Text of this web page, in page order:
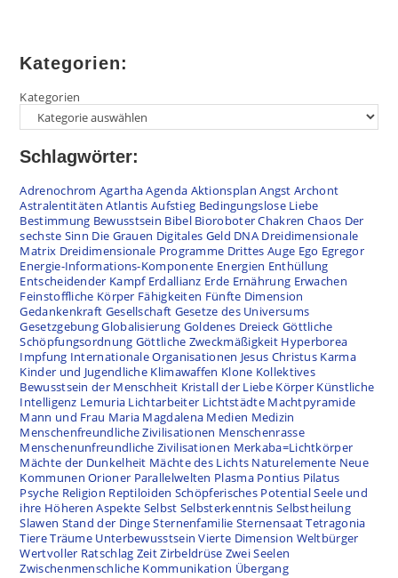
Kategorien:
Kategorien
Schlagwörter:
Adrenochrom AgarthaAgenda Aktionsplan Angst Archont
Astralentitäten Atlantis Aufstieg Bedingungslose Liebe
Bestimmung Bewusstsein Bibel BioroboterChakren Chaos Der
sechste Sinn Die Grauen Digitales Geld DNA Dreidimensionale
Matrix Dreidimensionale Programme Drittes Auge Ego Egregor
Energie-Informations-Komponente Energien Enthüllung
Entscheidender Kampf Erdallianz Erde Ernährung Erwachen
Feinstoffliche Körper Fähigkeiten Fünfte Dimension
Gedankenkraft Gesellschaft Gesetze des Universums
GesetzgebungGlobalisierung Goldenes Dreieck Göttliche
Schöpfungsordnung Göttliche Zweckmäßigkeit Hyperborea
Impfung Internationale Organisationen Jesus Christus Karma
Kinder und Jugendliche Klimawaffen Klone Kollektives
Bewusstsein der Menschheit Kristall der Liebe Körper Künstliche
Intelligenz Lemuria Lichtarbeiter Lichtstädte Machtpyramide
Mann und Frau Maria Magdalena Medien Medizin
Menschenfreundliche Zivilisationen Menschenrasse
Menschenunfreundliche Zivilisationen Merkaba=Lichtkörper
Mächte der Dunkelheit Mächte des Lichts Naturelemente Neue
Kommunen Orioner Parallelwelten Plasma Pontius Pilatus
Psyche Religion Reptiloiden Schöpferisches PotentialSeele und
ihre Höheren Aspekte Selbst Selbsterkenntnis Selbstheilung
Slawen Stand der DingeSternenfamilie SternensaatTetragonia
TiereTräume Unterbewusstsein Vierte Dimension Weltbürger
Wertvoller Ratschlag ZeitZirbeldrüse Zwei Seelen
Zwischenmenschliche Kommunikation Übergang